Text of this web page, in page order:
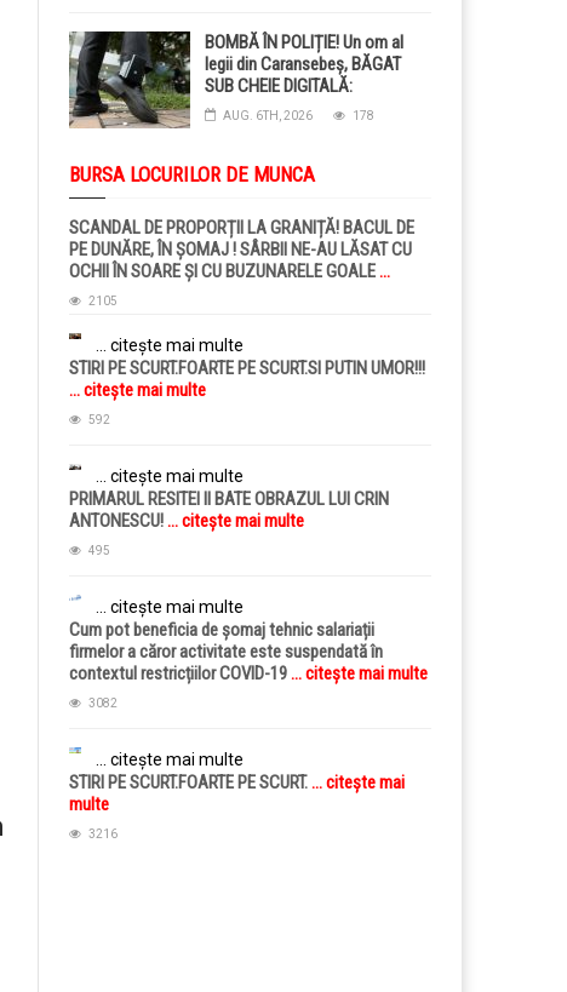
BOMBĂ ÎN POLIȚIE! Un om al
legii din Caransebeș, BĂGAT
SUB CHEIE DIGITALĂ:
Judecătorii i-au pus BRĂȚARĂ
ELECTRONICĂ la picior!
AUG. 6TH, 2026 178
BURSA LOCURILOR DE MUNCA
SCANDAL DE PROPORȚII LA GRANIȚĂ! BACUL DE
PE DUNĂRE, ÎN ȘOMAJ ! SÂRBII NE-AU LĂSAT CU
OCHII ÎN SOARE ȘI CU BUZUNARELE GOALE...
citește mai multe
2105
... citește mai multe
STIRI PE SCURT.FOARTE PE SCURT.SI PUTIN UMOR!!!
... citește mai multe
592
... citește mai multe
PRIMARUL RESITEI II BATE OBRAZUL LUI CRIN
ANTONESCU!... citește mai multe
495
... citește mai multe
Cum pot beneficia de șomaj tehnic salariații
firmelor a căror activitate este suspendată în
contextul restricțiilor COVID-19... citește mai multe
3082
... citește mai multe
STIRI PE SCURT.FOARTE PE SCURT.... citește mai
multe
3216